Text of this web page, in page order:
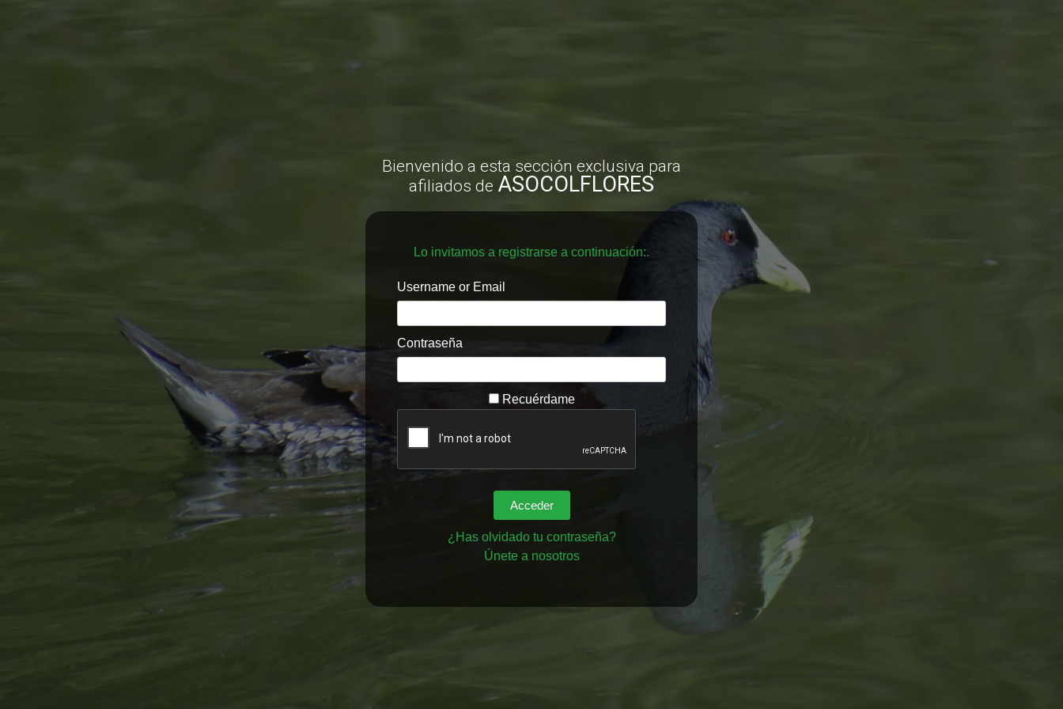
Bienvenido a esta sección exclusiva para
afiliados de ASOCOLFLORES
Username or Email
Contraseña
Recuérdame
¿Has olvidado tu contraseña?
Únete a nosotros